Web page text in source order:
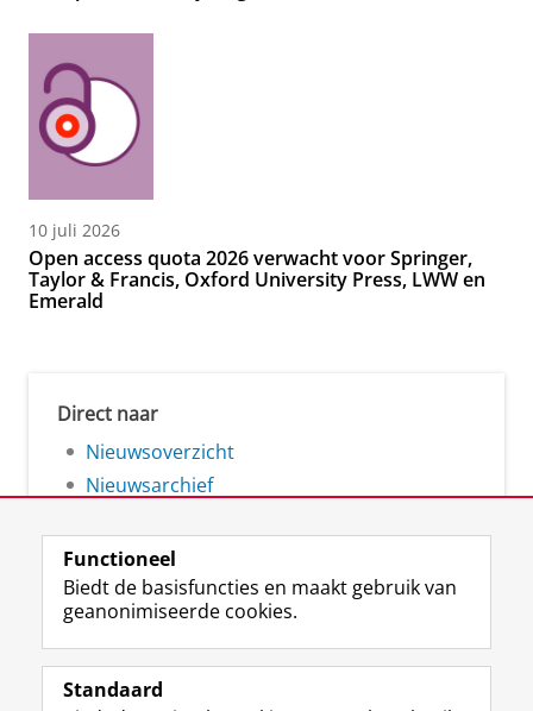
10 juli 2026
Open access quota 2026 verwacht voor Springer,
Taylor & Francis, Oxford University Press, LWW en
Emerald
Direct naar
Nieuwsoverzicht
Nieuwsarchief
Volg de RUG
F
a
L
i
R
S
I
n
Y
o
Functioneel
Biedt de basisfuncties en maakt gebruik van
geanonimiseerde cookies.
Standaard